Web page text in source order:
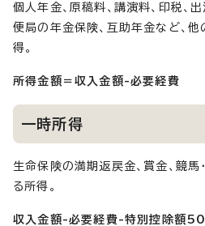
個人年金、原稿料、講演料、印税、
便局の年金保険、互助年金など、
得。
所得金額＝収入金額-必要経費
一時所得
生命保険の満期返戻金、賞金、競馬
る所得。
収入金額-必要経費-特別控除額50